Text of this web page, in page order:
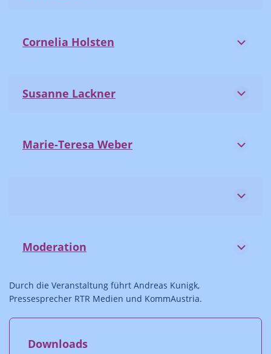
Cornelia Holsten
Susanne Lackner
Marie-Teresa Weber
Moderation
Durch die Veranstaltung führt Andreas Kunigk,
Pressesprecher RTR Medien und KommAustria.
Downloads